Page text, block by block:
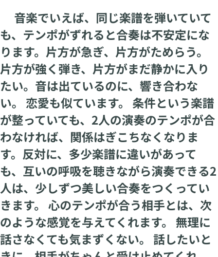
音楽でいえば、同じ楽譜を弾いていて
も、テンポがずれると合奏は不安定にな
ります。片方が急ぎ、片方がためらう。
片方が強く弾き、片方がまだ静かに入り
たい。音は出ているのに、響き合わな
い。 恋愛も似ています。 条件という楽譜
が整っていても、2人の演奏のテンポが合
わなければ、関係はぎこちなくなりま
す。反対に、多少楽譜に違いがあって
も、互いの呼吸を聴きながら演奏できる2
人は、少しずつ美しい合奏をつくってい
きます。 心のテンポが合う相手とは、次
のような感覚を与えてくれます。 無理に
話さなくても気まずくない。 話したいと